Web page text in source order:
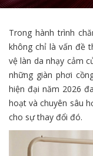
Trong hành trình
không chỉ là vấn đề
vệ làn da nhạy cảm
những giàn phơi
hiện đại năm 2026
hoạt và chuyên sâu
cho sự thay đổi đó.